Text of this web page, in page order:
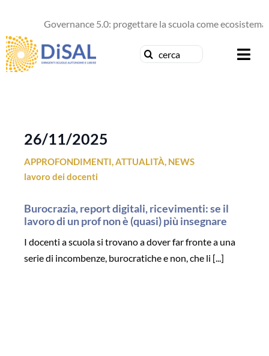
contenuto
Governance 5.0: progettare la scuola come ecosistema
Cerca
Formazione
Contattaci
26/11/2025
APPROFONDIMENTI,ATTUALITÀ, NEWS
lavoro dei docenti
Burocrazia, report digitali, ricevimenti: se il
lavoro di un prof non è (quasi) più insegnare
I docenti a scuola si trovano a dover far fronte a una
serie di incombenze, burocratiche e non, che li [...]